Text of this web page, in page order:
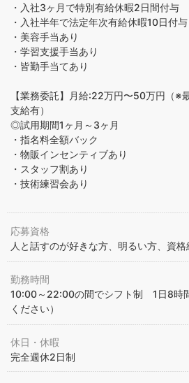
・入社3ヶ月で特別有給休暇2日間付与
・入社半年で法定年次有給休暇10日付与
・美容手当あり
・学習支援手当あり
・皆勤手当てあり
【業務委託】月給:22万円〜50万円（※
支給有）
◎試用期間1ヶ月～3ヶ月
・指名料全額バック
・物販インセンティブあり
・スタッフ割あり
・技術練習会あり
応募資格
人と話すのが好きな方、明るい方、資格
勤務時間
10:00～22:00の間でシフト制 1日8時
ください）
休日・休暇
完全週休2日制